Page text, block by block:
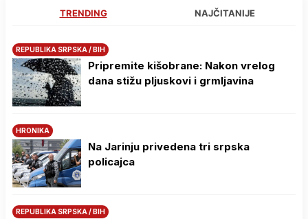
TRENDING NAJČITANIJE
REPUBLIKA SRPSKA / BIH
Pripremite kišobrane: Nakon vrelog
dana stižu pljuskovi i grmljavina
HRONIKA
Na Јarinju privedena tri srpska
policajca
REPUBLIKA SRPSKA / BIH